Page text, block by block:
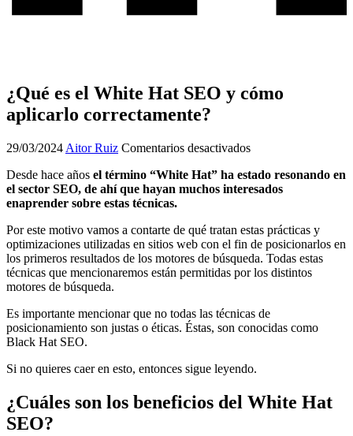
¿Qué es el White Hat SEO y cómo
aplicarlo correctamente?
29/03/2024 Aitor Ruiz Comentarios desactivadosen
es
el
SEO
y
cómo
aplicarlo
Desde hace años el término “White Hat” ha estado resonando en
el sector SEO, de ahí que hayan muchos interesados
enaprender sobre estas técnicas.
Por este motivo vamos a contarte de qué tratan estas prácticas y
optimizaciones utilizadas en sitios web con el fin de posicionarlos en
los primeros resultados de los motores de búsqueda. Todas estas
técnicas que mencionaremos están permitidas por los distintos
motores de búsqueda.
Es importante mencionar que no todas las técnicas de
posicionamiento son justas o éticas. Éstas, son conocidas como
Black Hat SEO.
Si no quieres caer en esto, entonces sigue leyendo.
¿Cuáles son los beneficios del White Hat
SEO?